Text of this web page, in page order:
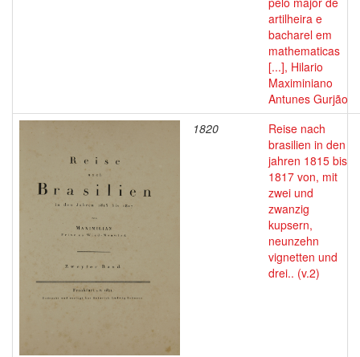
artilheira e
bacharel em
mathematicas
[...], Hilario
Maximiniano
Antunes Gurjão
1820
Reise nach
brasilien in den
jahren 1815 bis
1817 von, mit
zwei und
zwanzig
kupsern,
neunzehn
vignetten und
drei.. (v.2)